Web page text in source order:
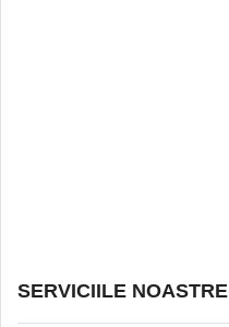
SERVICIILE NOASTRE